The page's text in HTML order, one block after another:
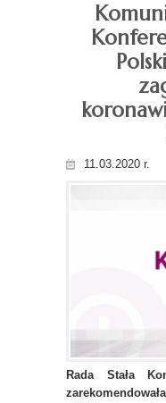
11.03.2020 r.
Rada Stała